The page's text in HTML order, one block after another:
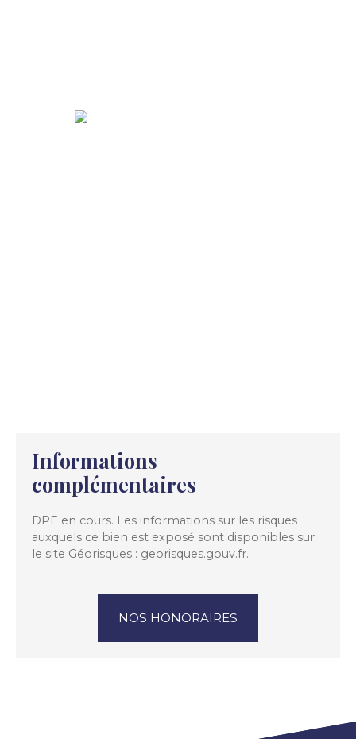
Informations
complémentaires
DPE en cours. Les informations sur les risques
auxquels ce bien est exposé sont disponibles sur
le site Géorisques : georisques.gouv.fr.
NOS HONORAIRES